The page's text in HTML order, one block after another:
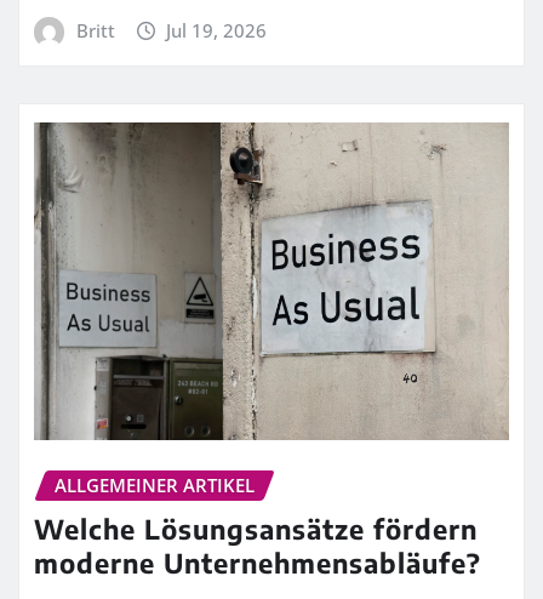
Britt Jul 19, 2026
ALLGEMEINER ARTIKEL
Welche Lösungsansätze fördern
moderne Unternehmensabläufe?